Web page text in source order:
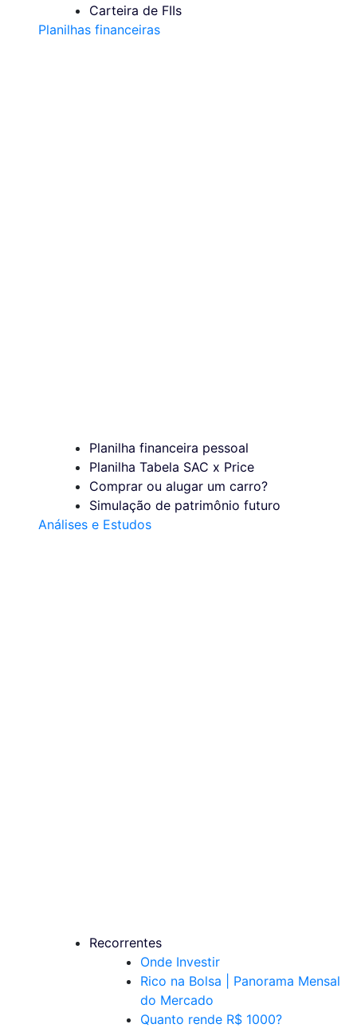
Carteira de FIIs
Planilhas financeiras
Planilha financeira pessoal
Planilha Tabela SAC x Price
Comprar ou alugar um carro?
Simulação de patrimônio futuro
Análises e Estudos
Recorrentes
Onde Investir
Rico na Bolsa | Panorama Mensal
do Mercado
Quanto rende R$ 1000?